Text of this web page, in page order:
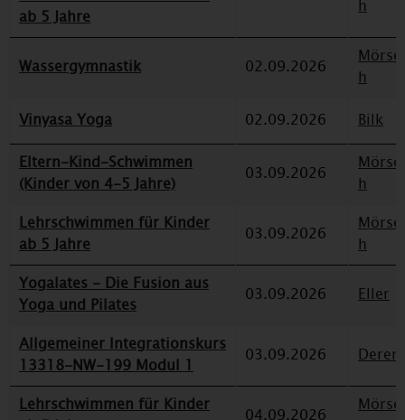
ab 5 Jahre
h
Wassergymnastik 02.09.2026
h
Vinyasa Yoga
02.09.2026
Bilk
Eltern-Kind-Schwimmen
(Kinder von 4-5 Jahre)
03.09.2026
h
Lehrschwimmen für Kinder
ab 5 Jahre
03.09.2026
h
Yogalates - Die Fusion aus
Yoga und Pilates
03.09.2026 Eller
Allgemeiner Integrationskurs
13318-NW-199 Modul 1
03.09.2026
Lehrschwimmen für Kinder
04.09.2026